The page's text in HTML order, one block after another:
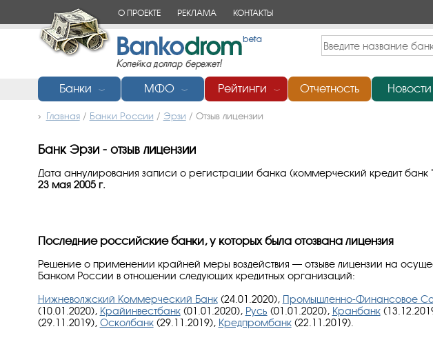
О ПРОЕКТЕ РЕКЛАМА КОНТАКТЫ
Банки ﹀ МФО ﹀ Рейтинги ﹀ Отчетность Новости
Главная/ Банки России / Эрзи / Отзыв лицензии
Банк Эрзи - отзыв лицензии
Дата аннулирования записи о регистрации банка (коммерческий кредит
23 мая 2005 г.
Последние российские банки, у которых была отозвана лицензия
Решение о применении крайней меры воздействия — отзыве лицензии на
Банком России в отношении следующих кредитных организаций:
Нижневолжский Коммерческий Банк(24.01.2020), Промышленно-Финансовое
(10.01.2020), Крайинвестбанк(01.01.2020), Русь (01.01.2020), Кранбанк
(29.11.2019), Осколбанк(29.11.2019), Кредпромбанк(22.11.2019).